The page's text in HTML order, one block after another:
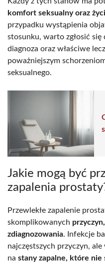
komfort seksualny oraz
przypadku wystąpienia
stosunku, warto zgłosić się
diagnoza oraz właściwe
poważniejszym
seksualnego.
Jakie mogą być
zapalenia
Przewlekłe zapalenie
skomplikowanych
zdiagnozowania. Infekcje
najczęstszych przyczyn,
na stany zapalne, które nie